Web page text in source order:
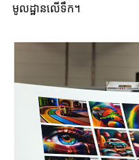
មូលដ្ឋានលើទឹក។